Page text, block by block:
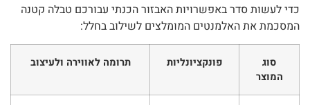
כדי לעשות סדר באפשרויות האבזור הכנתי עבורכם טבלה קטנה
המסכמת את האלמנטים המומלצים לשילוב בחלל:
סוג
המוצר
פונקציונליות תרומה לאווירה ולעיצוב